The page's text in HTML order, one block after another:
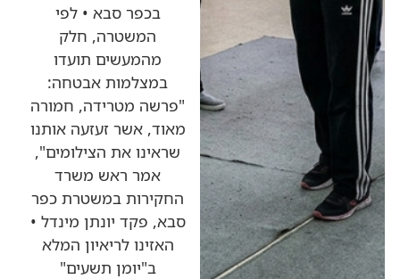
בכפר סבא • לפי
המשטרה, חלק
מהמעשים תועדו
במצלמות אבטחה:
"פרשה מטרידה, חמורה
מאוד, אשר זעזעה אותנו
שראינו את הצילומים",
אמר ראש משרד
החקירות במשטרת כפר
סבא, פקד יונתן מינדל •
האזינו לריאיון המלא
ב"יומן תשעים"